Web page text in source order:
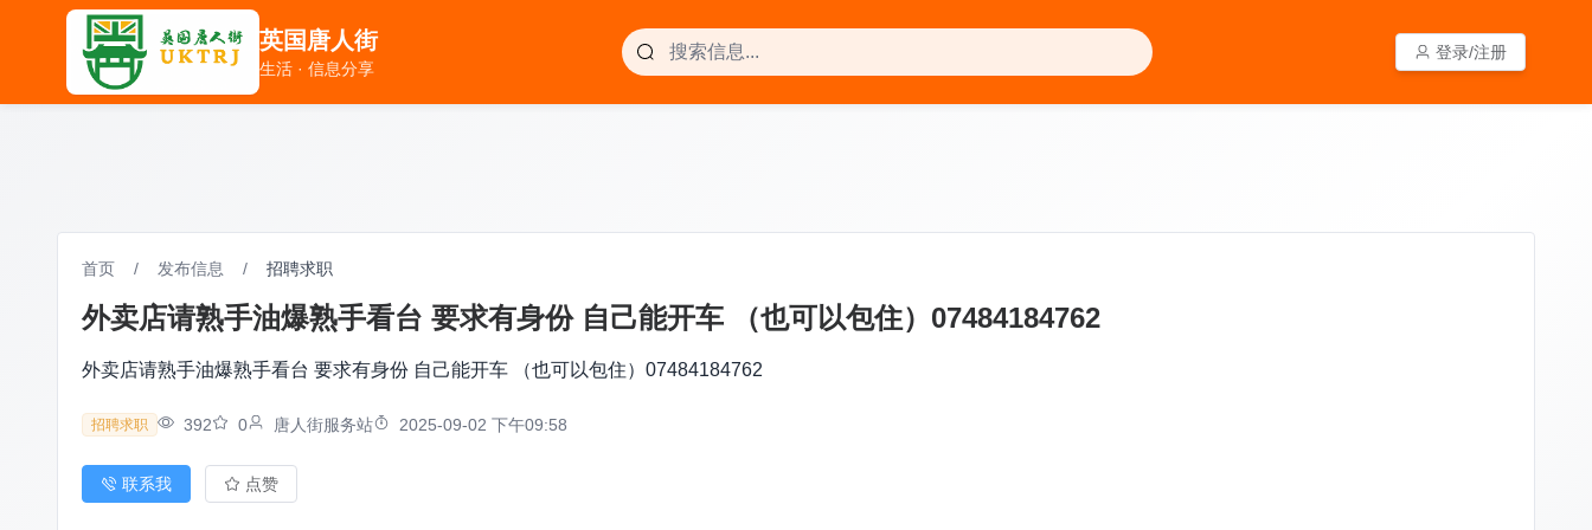
英国唐人街
生活 · 信息分享
登录/注册
英国唐人街
生活 · 信息分享
登录/注册
首页 / 发布信息 / 招聘求职
外卖店请熟手油爆熟手看台 要求有身份 自己能开车 （也可以包住）07484184762
外卖店请熟手油爆熟手看台 要求有身份 自己能开车 （也可以包住）07484184762
招聘求职 392 0 唐人街服务站 2025-09-02 下午09:58
联系我 点赞